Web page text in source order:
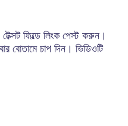
ফিল্ডে লিংক পেস্ট করুন।
বোতামে চাপ দিন। ভিডিওটি